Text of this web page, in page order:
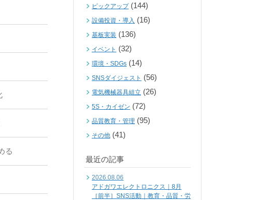
る
ピックアップ(144)
設備投資・導入 (16)
基板実装 (136)
イベント (32)
環境・SDGs (14)
SNSダイジェスト (56)
電気機械器具組立 (26)
5S・カイゼン (72)
品質教育・管理 (95)
その他 (41)
最近の記事
2026.08.06
アドガワエレクトロニクス｜8月
［前半］SNS活動｜教育・品質・労